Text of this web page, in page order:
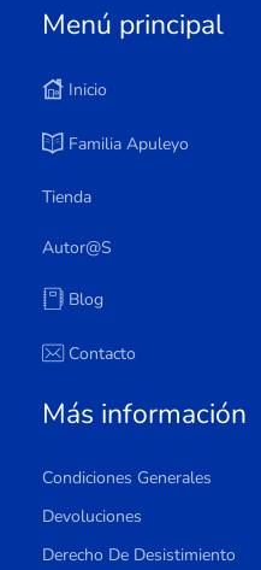
Menú principal
Inicio
Familia Apuleyo
Tienda
Autor@s
Blog
Contacto
Más información
Condiciones Generales
Devoluciones
Derecho De Desistimiento